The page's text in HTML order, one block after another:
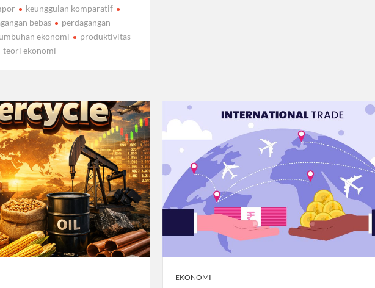
keunggulan komparatif
bebas
perdagangan
ekonomi
produktivitas
teori ekonomi
EKONOMI